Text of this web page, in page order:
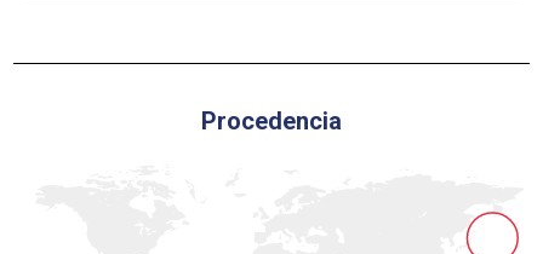
Procedencia